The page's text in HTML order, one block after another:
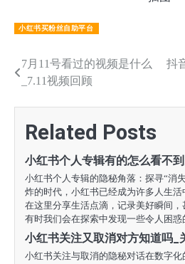
小红书买粉丝自助平台
文
章
航
7月11号看过的视频是什么
_7.11视频回顾
抖
Related Posts
小红书个人专辑有的怎么看不
小红书个人专辑的隐秘角落：探寻“消
炸的时代，小红书已经成为许多人生
在这里分享生活点滴，记录美好瞬间，
有时我们会在探索中发现一些令人困惑
小红书关注又取消对方知道吗_
小红书关注与取消的隐秘对话在数字化